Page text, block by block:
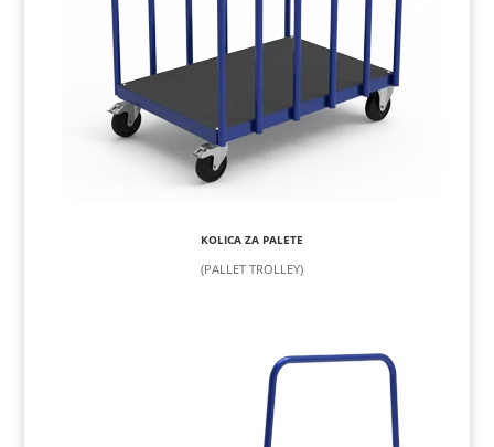
KOLICA ZA PALETE
(PALLET TROLLEY)